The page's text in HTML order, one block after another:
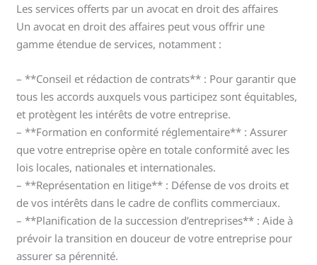
Les services offerts par un avocat en droit des affaires
Un avocat en droit des affaires peut vous offrir une
gamme étendue de services, notamment :
– **Conseil et rédaction de contrats** : Pour garantir que
tous les accords auxquels vous participez sont équitables,
et protègent les intérêts de votre entreprise.
– **Formation en conformité réglementaire** : Assurer
que votre entreprise opère en totale conformité avec les
lois locales, nationales et internationales.
– **Représentation en litige** : Défense de vos droits et
de vos intérêts dans le cadre de conflits commerciaux.
– **Planification de la succession d’entreprises** : Aide à
prévoir la transition en douceur de votre entreprise pour
assurer sa pérennité.